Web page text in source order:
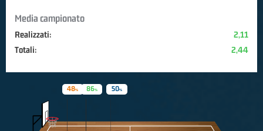
Media campionato
Realizzati:
2,11
Totali:
2,44
86
48 50